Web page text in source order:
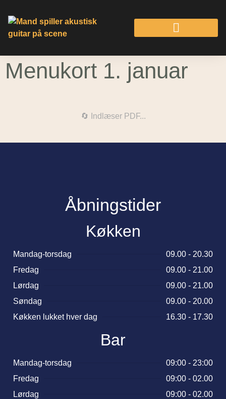
Menukort 1. januar
🔄 Indlæser PDF...
Åbningstider
Køkken
Mandag-torsdag
09.00 - 20.30
Fredag
09.00 - 21.00
Lørdag
09.00 - 21.00
Søndag
09.00 - 20.00
Køkken lukket hver dag
16.30 - 17.30
Bar
Mandag-torsdag
09:00 - 23:00
Fredag
09:00 - 02.00
Lørdag
09:00 - 02.00